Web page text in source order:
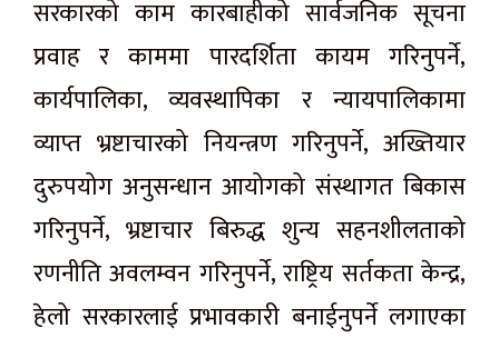
सरकारको काम कारबाहीको सार्वजनिक सूचना
प्रवाह र काममा पारदर्शिता कायम गरिनुपर्ने,
कार्यपालिका, व्यवस्थापिका र न्यायपालिकामा
व्याप्त भ्रष्टाचारको नियन्त्रण गरिनुपर्ने, अख्तियार
दुरुपयोग अनुसन्धान आयोगको संस्थागत बिकास
गरिनुपर्ने, भ्रष्टाचार बिरुद्ध शुन्य सहनशीलताको
रणनीति अवलम्वन गरिनुपर्ने, राष्ट्रिय सर्तकता केन्द्र,
हेलो सरकारलाई प्रभावकारी बनाईनुपर्ने लगाएका